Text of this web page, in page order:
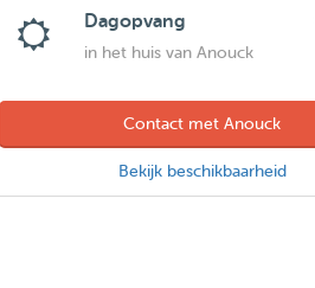
Dagopvang
in het huis van Anouck
Contact met Anouck
Bekijk beschikbaarheid